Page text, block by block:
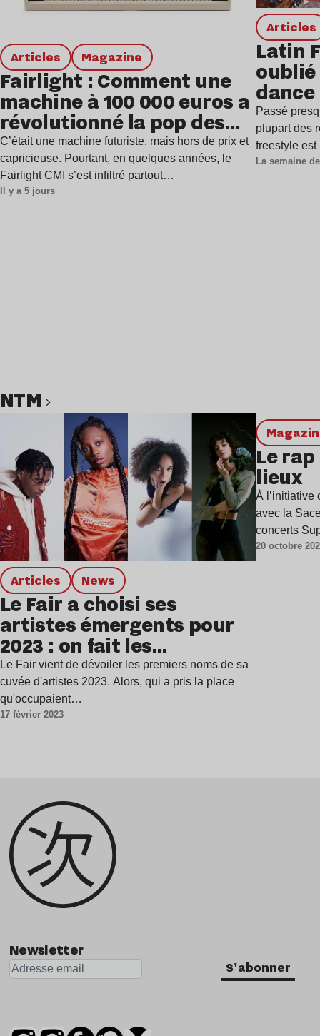
Articles magazine
Fairlight : Comment une
machine à 100 000 euros a
révolutionné la pop des
années 1980 ?
C’était une machine futuriste, mais hors de prix et
capricieuse. Pourtant, en quelques années, le
Fairlight CMI s’est infiltré partout…
Il y a 5 jours
Articles
Latin
oublié
Passé
plupart des
freestyle
La semaine
NTM
Articles news
Le Fair a choisi ses
artistes émergents pour
2023 : on fait les
présentations
Le Fair vient de dévoiler les premiers noms de sa
cuvée d'artistes 2023. Alors, qui a pris la place
qu'occupaient…
17 février 2023
Le
lieux
À l’initiative
avec la
concerts
20 octobre
Lire l’article
Newsletter
S'abonner